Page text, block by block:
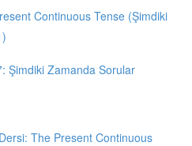
Continuous Tense (Şimdiki
Şimdiki Zamanda Sorular
The Present Continuous